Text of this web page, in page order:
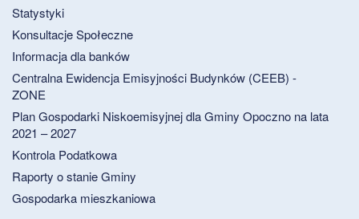
Statystyki
Konsultacje Społeczne
Informacja dla banków
Centralna Ewidencja Emisyjności Budynków (CEEB) -
ZONE
Plan Gospodarki Niskoemisyjnej dla Gminy Opoczno na lata
2021 – 2027
Kontrola Podatkowa
Raporty o stanie Gminy
Gospodarka mieszkaniowa